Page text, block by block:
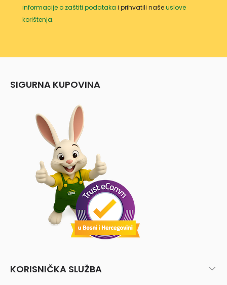
informacije o zaštiti podataka i prihvatili našeuslove
korištenja.
SIGURNA KUPOVINA
KORISNIČKA SLUŽBA